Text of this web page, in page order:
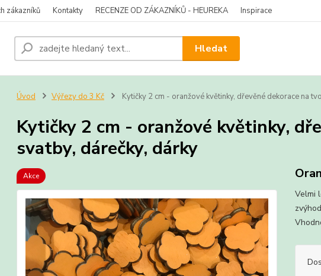
zákazníků Kontakty RECENZE OD ZÁKAZNÍKŮ - HEUREKA Inspirace
Hledat
Úvod Výřezy do 3 Kč Kytičky 2 cm - oranžové květinky, dřevěné dekorace na
Kytičky 2 cm - oranžové květinky,
svatby, dárečky, dárky
Akce
Velmi